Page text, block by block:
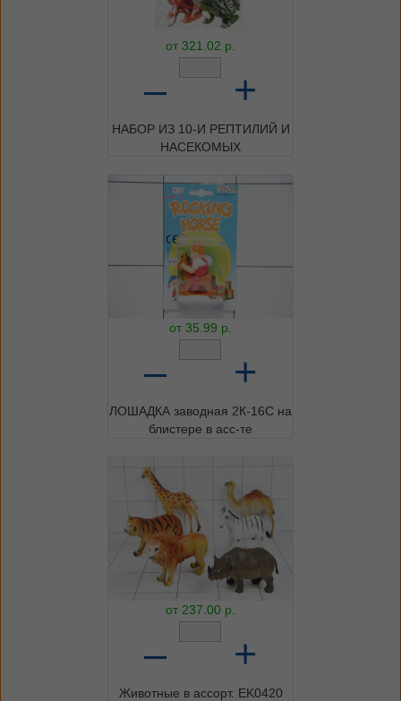
от 321.02 р.
– +
НАБОР ИЗ 10-И РЕПТИЛИЙ И
НАСЕКОМЫХ
от 35.99 р.
– +
ЛОШАДКА заводная 2К-16С на
блистере в асс-те
от 237.00 р.
– +
Животные в ассорт. EK0420